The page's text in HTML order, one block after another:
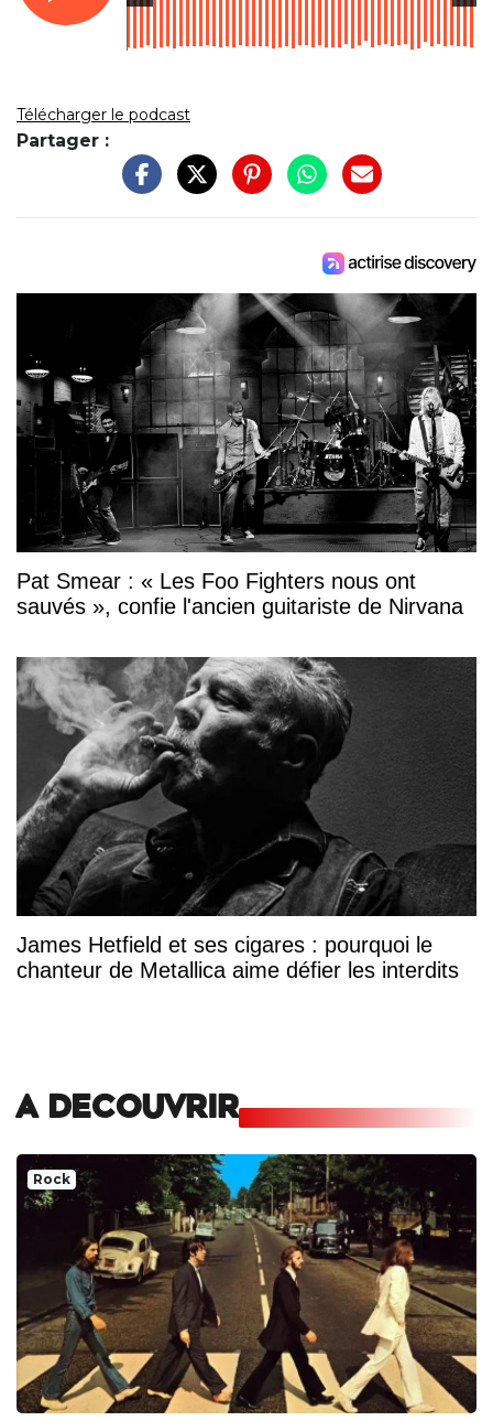
Télécharger le podcast
Partager :
Pat Smear : « Les Foo Fighters nous ont
sauvés », confie l'ancien guitariste de Nirvana
James Hetfield et ses cigares : pourquoi le
chanteur de Metallica aime défier les interdits
A DECOUVRIR
Rock